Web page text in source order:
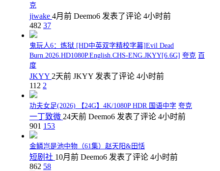
克
jiwake 4月前 Deemo6 发表了评论 4小时前
482 37
鬼玩人6：炼狱 [HD中英双字精校字幕]Evil Dead
Burn.2026.HD1080P.English.CHS-ENG.JKYY[6.6G] 夸克 百
度
JKYY 2天前 JKYY 发表了评论 4小时前
112 2
功夫女足(2026) 【24G】4K/1080P HDR 国语中字 夸克
一丁致微 24天前 Deemo6 发表了评论 4小时前
901 153
金鳞岂是池中物（61集）赵天阳&田恬
短剧社 10月前 Deemo6 发表了评论 4小时前
862 58